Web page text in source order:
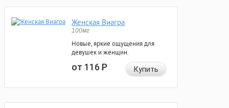
Женская Виагра
100мг
Новые, яркие ощущения для
девушек и женщин.
от 116Р Купить